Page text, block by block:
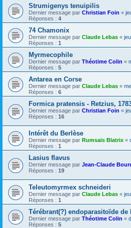
Strumigenys tenuipilis
Dernier message par Christian Foin «
Réponses : 4
74 Chamonix
Dernier message par Claude Lebas «
Réponses : 1
Myrmecophile
Dernier message par Théotime Colin «
Réponses : 5
Antarea en Corse
Dernier message par Claude Lebas «
Réponses : 6
Formica pratensis - Retzius,
Dernier message par Christian Foin «
Réponses : 16
Intérêt du Berlèse
Dernier message par Rumsaïs Blatrix «
Réponses : 1
Lasius flavus
Dernier message par Jean-Claude
Réponses : 19
Teleutomyrmex schneideri
Dernier message par Claude Lebas «
Réponses : 1
Térébrant(?) endoparasitoïde
Dernier message par Théotime Colin «
Réponses : 5